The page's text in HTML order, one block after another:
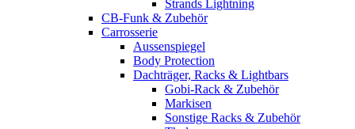
Strands Lightning
CB-Funk & Zubehör
Carrosserie
Aussenspiegel
Body Protection
Dachträger, Racks & Lightbars
Gobi-Rack & Zubehör
Markisen
Sonstige Racks & Zubehör